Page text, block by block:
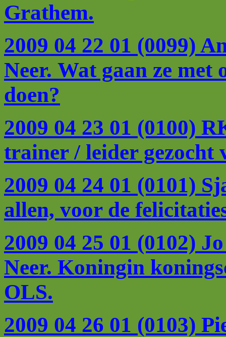
Grathem.
2009 04 22 01 (0099)
Neer. Wat gaan ze
doen?
2009 04 23 01 (0100)
trainer / leider gezocht
2009 04 24 01 (0101)
allen, voor de
2009 04 25 01 (0102)
Neer. Koningin
OLS.
2009 04 26 01 (0103)